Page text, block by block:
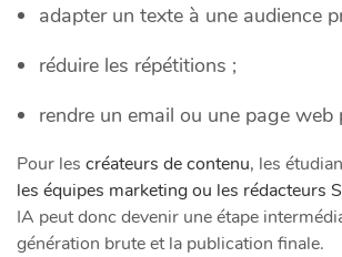
adapter un texte à une audience
réduire les répétitions ;
rendre un email ou une page web
Pour les créateurs de contenu, les
les équipes marketing ou les rédacteurs
IA peut donc devenir une étape
génération brute et la publication finale.